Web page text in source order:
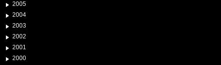
2005
2004
2003
2002
2001
2000